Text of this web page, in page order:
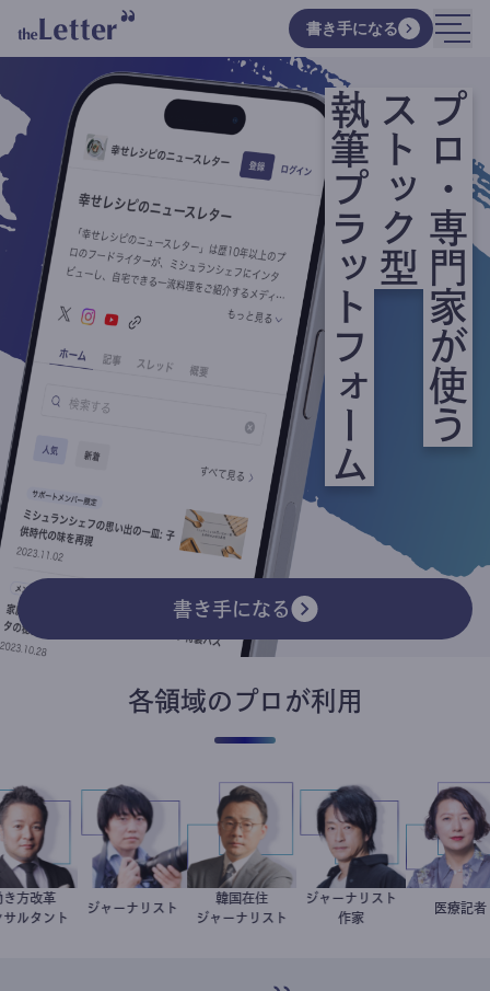
書き手になる
プロ・専門家が使う
ストック型
執筆プラットフォーム
書き手になる
各領域のプロが利用
新田龍
働き方改革
コンサルタント
志葉玲
ジャーナリスト 徐台教
韓国在住
ジャーナリスト
鈴木エイト
ジャーナリスト
作家
岩永
医療